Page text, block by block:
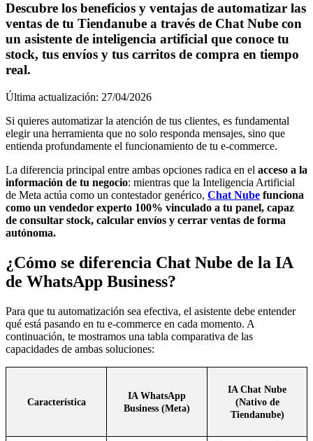
Descubre los beneficios y ventajas de automatizar las
ventas de tu Tiendanube a través de Chat Nube con
un asistente de inteligencia artificial que conoce tu
stock, tus envíos y tus carritos de compra en tiempo
real.
Última actualización: 27/04/2026
Si quieres automatizar la atención de tus clientes, es fundamental
elegir una herramienta que no solo responda mensajes, sino que
entienda profundamente el funcionamiento de tu e-commerce.
La diferencia principal entre ambas opciones radica en el acceso a la
información de tu negocio: mientras que la Inteligencia Artificial
de Meta actúa como un contestador genérico, Chat Nube funciona
como un vendedor experto 100% vinculado a tu panel, capaz
de consultar stock, calcular envíos y cerrar ventas de forma
autónoma.
¿Cómo se diferencia Chat Nube de la IA
de WhatsApp Business?
Para que tu automatización sea efectiva, el asistente debe entender
qué está pasando en tu e-commerce en cada momento. A
continuación, te mostramos una tabla comparativa de las
capacidades de ambas soluciones:
Característica
IA WhatsApp
Business (Meta)
IA Chat Nube
(Nativo de
Tiendanube)